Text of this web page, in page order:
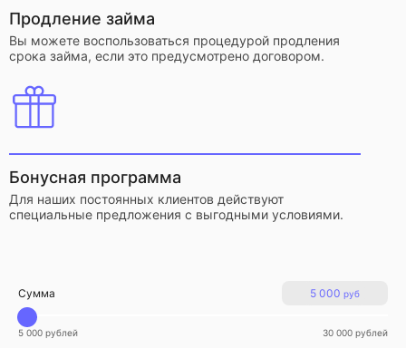
Продление займа
Вы можете воспользоваться процедурой продления
срока займа, если это предусмотрено договором.
Бонусная программа
Для наших постоянных клиентов действуют
специальные предложения с выгодными условиями.
5 000 руб
Сумма
5 000 рублей 30 000 рублей